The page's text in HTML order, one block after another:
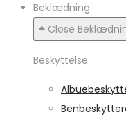
Beklædning
Close
Beskyttelse